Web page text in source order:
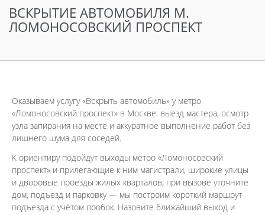
ВСКРЫТИЕ АВТОМОБИЛЯ М.
ЛОМОНОСОВСКИЙ ПРОСПЕКТ
Оказываем услугу «Вскрыть автомобиль» у метро
«Ломоносовский проспект» в Москве: выезд мастера, осмотр
узла запирания на месте и аккуратное выполнение работ без
лишнего шума для соседей.
К ориентиру подойдут выходы метро «Ломоносовский
проспект» и прилегающие к ним магистрали, широкие улицы
и дворовые проезды жилых кварталов; при вызове уточните
дом, подъезд и парковку — мы построим короткий маршрут
подъезда с учётом пробок. Назовите ближайший выход и